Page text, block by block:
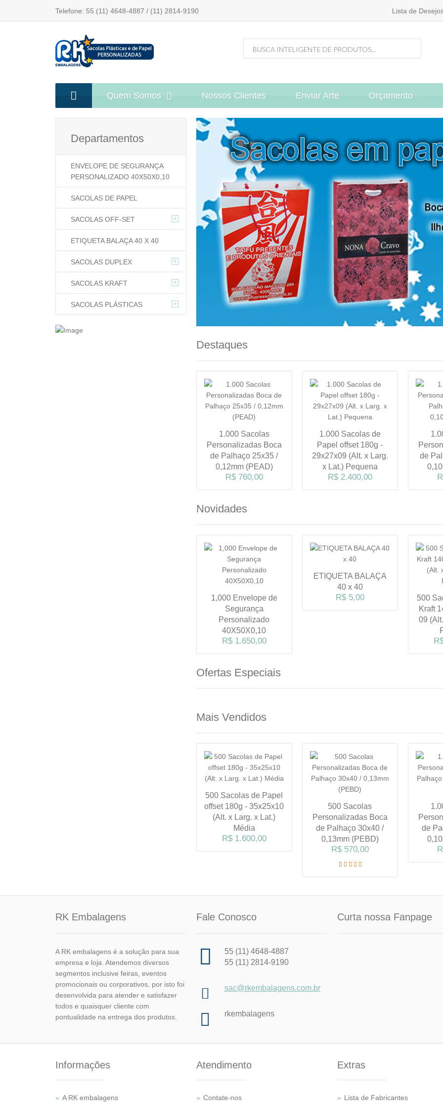
Telefone: 55 (11) 4648-4887 / (11) 2814-9190 Lista de
Quem Somos Nossos Clientes Enviar Arte Orçamento
Departamentos
ENVELOPE DE SEGURANÇA
PERSONALIZADO 40X50X0,10
SACOLAS DE PAPEL
SACOLAS OFF-SET +
ETIQUETA BALAÇA 40 X 40
SACOLAS DUPLEX +
SACOLAS KRAFT +
SACOLAS PLÁSTICAS +
Destaques
1.000 Sacolas
Personalizadas Boca
de Palhaço 25x35 /
0,12mm (PEAD)
R$ 760,00
1.000 Sacolas de
Papel offset 180g -
29x27x09 (Alt. x Larg.
x Lat.) Pequena
R$ 2.400,00
de
Novidades
1,000 Envelope de
Segurança
Personalizado
40X50X0,10
R$ 1.650,00
ETIQUETA BALAÇA
40 x 40
R$ 5,00
500
Kraft
09
Ofertas Especiais
Mais Vendidos
500 Sacolas de Papel
offset 180g - 35x25x10
(Alt. x Larg. x Lat.)
Média
R$ 1.600,00
500 Sacolas
Personalizadas Boca
de Palhaço 30x40 /
0,13mm (PEBD)
R$ 570,00
de
RK Embalagens
A RK embalagens é a solução para sua
empresa e loja. Atendemos diversos
segmentos inclusive feiras, eventos
promocionais ou corporativos, por isto foi
desenvolvida para atender e satisfazer
todos e quaisquer cliente com
pontualidade na entrega dos produtos.
Fale Conosco
55 (11) 4648-4887
55 (11) 2814-9190
sac@rkembalagens.com.br
rkembalagens
Curta nossa Fanpage
Informações
A RK embalagens
Atendimento
Contate-nos
Extras
Lista de Fabricantes